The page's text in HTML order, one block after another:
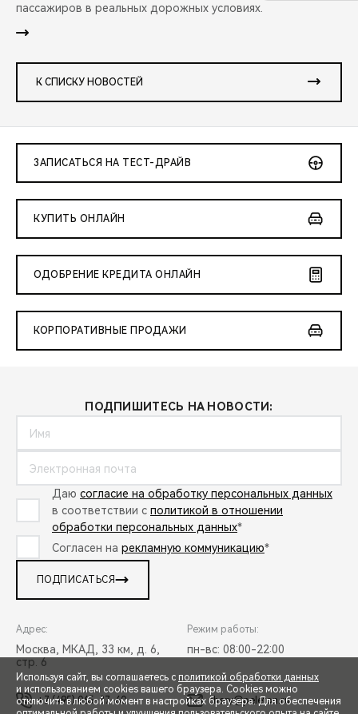
пассажиров в реальных дорожных условиях.
К СПИСКУ НОВОСТЕЙ
ЗАПИСАТЬСЯ НА ТЕСТ-ДРАЙВ
КУПИТЬ ОНЛАЙН
ОДОБРЕНИЕ КРЕДИТА ОНЛАЙН
КОРПОРАТИВНЫЕ ПРОДАЖИ
ПОДПИШИТЕСЬ НА НОВОСТИ:
Даю согласие на обработку персональных данных
в соответствии с политикой в отношении
обработки персональных данных*
Согласен на рекламную коммуникацию*
ПОДПИСАТЬСЯ
Адрес:
Москва, МКАД, 33 км, д. 6,
стр. 6
Режим работы:
пн-вс: 08:00-22:00
+7 (495) 065-37-60 chery@peleton.ru
Используя сайт, вы соглашаетесь с политикой обработки данных
и использованием cookies вашего браузера. Cookies можно
отключить в любой момент в настройках браузера. Для обеспечения